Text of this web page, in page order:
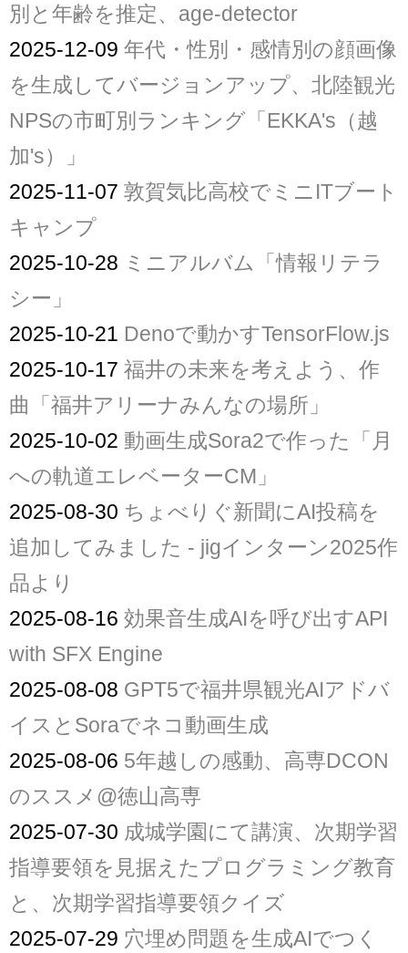
別と年齢を推定、age-detector
2025-12-09 年代・性別・感情別の顔画像
を生成してバージョンアップ、北陸観光
NPSの市町別ランキング「EKKA's（越
加's）」
2025-11-07 敦賀気比高校でミニITブート
キャンプ
2025-10-28 ミニアルバム「情報リテラ
シー」
2025-10-21 Denoで動かすTensorFlow.js
2025-10-17 福井の未来を考えよう、作
曲「福井アリーナみんなの場所」
2025-10-02 動画生成Sora2で作った「月
への軌道エレベーターCM」
2025-08-30 ちょべりぐ新聞にAI投稿を
追加してみました - jigインターン2025作
品より
2025-08-16 効果音生成AIを呼び出すAPI
with SFX Engine
2025-08-08 GPT5で福井県観光AIアドバ
イスとSoraでネコ動画生成
2025-08-06 5年越しの感動、高専DCON
のススメ@徳山高専
2025-07-30 成城学園にて講演、次期学習
指導要領を見据えたプログラミング教育
と、次期学習指導要領クイズ
2025-07-29 穴埋め問題を生成AIでつく